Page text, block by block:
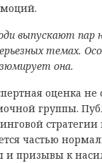
выпускают пар
темах.
она.
оценка
группы.
стратегии
частью
и призывы к